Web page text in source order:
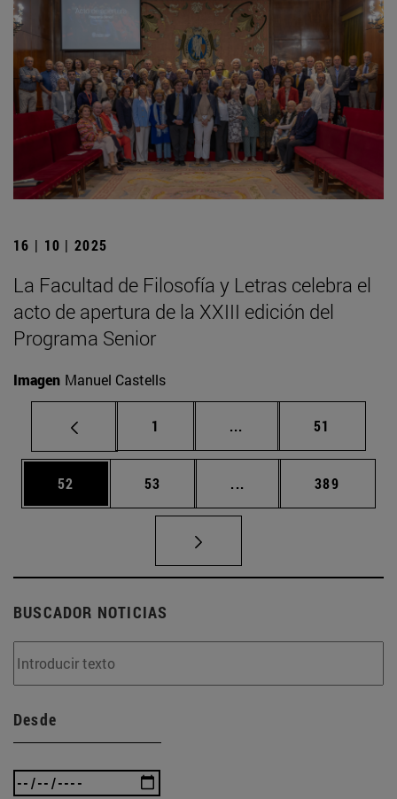
16 | 10 | 2025
La Facultad de Filosofía y Letras celebra el
acto de apertura de la XXIII edición del
Programa Senior
Imagen Manuel Castells
Página
1 ... Páginas intermedias
Página
51
Página
52 Página
53 ... Páginas intermedias
Página
389
BUSCADOR NOTICIAS
Desde